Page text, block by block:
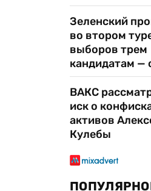
Зеленский
во втором
выборов трем
кандидатам —
ВАКС
иск о
активов
Кулебы